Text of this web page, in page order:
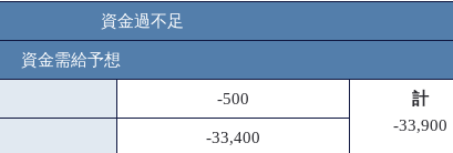
資金過不足
資金需給予想
-500
計
-33,900
-33,400